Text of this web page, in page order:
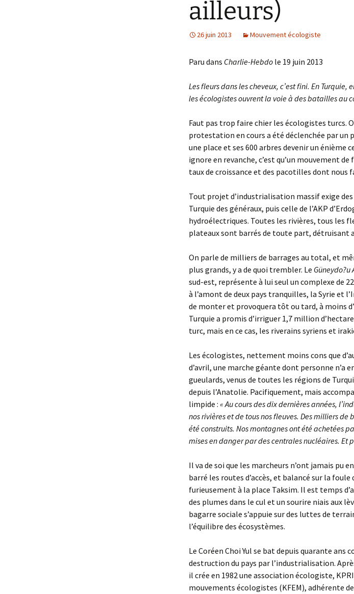
ailleurs)
26 juin 2013 Mouvement écologiste
Paru dans Charlie-Hebdo le 19 juin 2013
Les fleurs dans les cheveux, c’est fini. En
les écologistes ouvrent la voie à des batailles au
Faut pas trop faire chier les écologistes turcs.
protestation en cours a été déclenchée par un
une place et ses 600 arbres devenir un énième
ignore en revanche, c’est qu’un mouvement
taux de croissance et des pacotilles dont nous
Tout projet d’industrialisation massif exige
Turquie des généraux, puis celle de l’AKP
hydroélectriques. Toutes les rivières, tous les
plateaux sont barrés de toute part, détruisant
On parle de milliers de barrages au total, et
plus grands, y a de quoi trembler. Le Güneydo?u
sud-est, représente à lui seul un complexe de
à l’amont de deux pays tranquilles, la Syrie et
de monter et provoquera tôt ou tard, à moins
Turquie a promis d’irriguer 1,7 million
turc, mais en ce cas, les riverains syriens et
Les écologistes, nettement moins cons que
d’avril, une marche géante dont personne n’a
gueulards, venus de toutes les régions de
depuis l’Anatolie. Pacifiquement, mais
limpide : « Au cours des dix dernières années,
nos rivières et de tous nos fleuves. Des milliers
été construits. Nos montagnes ont été achetées
mises en danger par des centrales nucléaires. Et
Il va de soi que les marcheurs n’ont jamais pu
barré les routes d’accès, et balancé sur la
furieusement à la place Taksim. Il est temps
des plumes dans le cul et un sourire niais aux
bagarre sociale s’appuie sur des luttes de
l’équilibre des écosystèmes.
Le Coréen Choi Yul se bat depuis quarante
destruction du pays par l’industrialisation.
il crée en 1982 une association écologiste,
mouvements écologistes (KFEM), adhérente